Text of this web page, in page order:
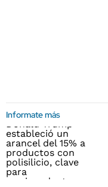
Informate más